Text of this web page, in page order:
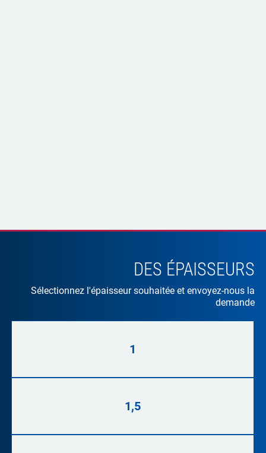
DES ÉPAISSEURS
Sélectionnez l'épaisseur souhaitée et envoyez-nous la
demande
1
1,5